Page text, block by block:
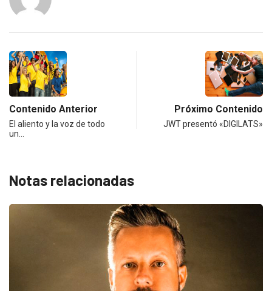
Contenido Anterior
El aliento y la voz de todo
un…
Próximo Contenido
JWT presentó «DIGILATS»
Notas relacionadas